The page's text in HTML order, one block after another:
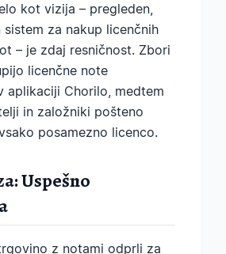
kot vizija – pregleden,
sistem za nakup licenčnih
– je zdaj resničnost. Zbori
licenčne note
aplikaciji Chorilo, medtem
in založniki pošteno
posamezno licenco.
Uspešno
z notami odprli za